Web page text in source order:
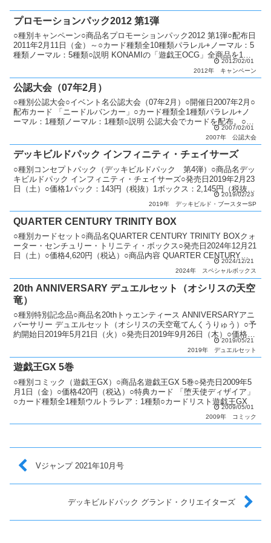
プロモーションパック2012 第1弾
○種別キャンペーン○商品名プロモーションパック2012 第1弾○配布日
2011年2月11日（金）～○カード種類全10種類パラレル+ノーマル：5
種類ノーマル：5種類○説明 KONAMIの「遊戯王OCG」全商品を1会
2012/02/01
2012年
キャンペーン
公認大会（07年2月）
○種別公認大会○イベント名公認大会（07年2月）○開催日2007年2月○
配布カード 「ニードルバンカー」○カード種類全1種類パラレル+ノ
ーマル：1種類ノーマル：1種類○説明 公認大会でカードを配布。○備
2007/02/01
2007年
公認大会
デッキビルドパック インフィニティ・チェイサーズ
○種別コンセプトパック（デッキビルドパック 第4弾）○商品名デッ
キビルドパック インフィニティ・チェイサーズ○発売日2019年2月23
日（土）○価格1パック：143円（税抜）1ボックス：2,145円（税抜）
2019/02/23
2019年
デッキビルド・ブースターSP
QUARTER CENTURY TRINITY BOX
○種別カードセット○商品名QUARTER CENTURY TRINITY BOXクォ
ーター・センチュリー・トリニティ・ボックス○発売日2024年12月21
日（土）○価格4,620円（税込）○商品内容 QUARTER CENTURY
2024/12/21
2024年
スペシャルボックス
20th ANNIVERSARY デュエルセット（オシリスの天空
竜）
○種別特別記念品○商品名20thトゥエンティース ANNIVERSARYアニ
バーサリー デュエルセット（オシリスの天空竜てんくうりゅう）○予
約開始日2019年5月21日（火）○発売日2019年9月26日（木）○価格
2019/05/21
2019年
デュエルセット
遊戯王GX 5巻
○種別コミック（遊戯王GX）○商品名遊戯王GX 5巻○発売日2009年5
月1日（金）○価格420円（税込）○特典カード 「堕天使ディザイア」
○カード種類全1種類ウルトラレア：1種類○カードリスト遊戯王GX
2009/05/01
2009年
コミック
Vジャンプ 2021年10月号
デッキビルドパック グランド・クリエイターズ